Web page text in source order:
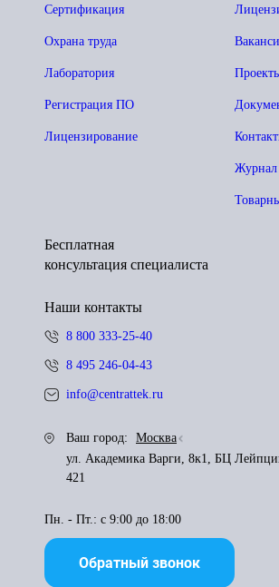
Журнал
Сертификация
Охрана труда
Лаборатория
Регистрация ПО
Лицензирование
Бесплатная
консультация специалиста
Наши контакты
8 800 333-25-40
8 495 246-04-43
info@centrattek.ru
Ваш город:
Москва
ул. Академика Варги, 8к1, БЦ
421
Пн. - Пт.: с 9:00 до 18:00
Обратный звонок